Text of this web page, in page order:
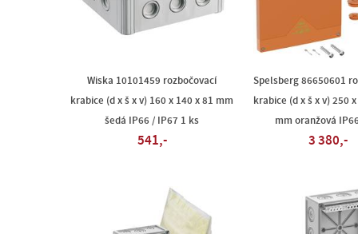
Wiska 10101459 rozbočovací
krabice (d x š x v) 160 x 140 x 81 mm
šedá IP66 / IP67 1 ks
541,-
Spelsberg 86650601
krabice (d x š x v) 250
mm oranžová
3 380,-